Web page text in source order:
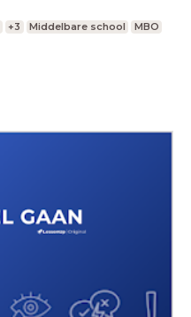
+3 Middelbare school
MBO